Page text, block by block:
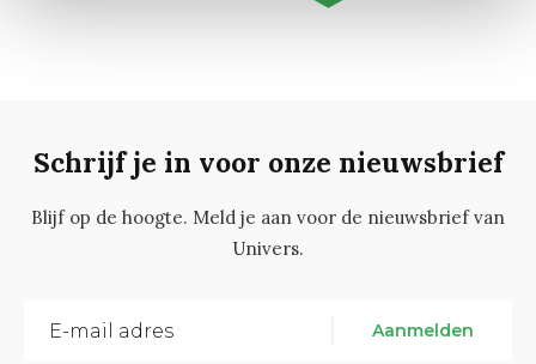
Schrijf je in voor onze nieuwsbrief
Blijf op de hoogte. Meld je aan voor de nieuwsbrief van
Univers.
Aanmelden